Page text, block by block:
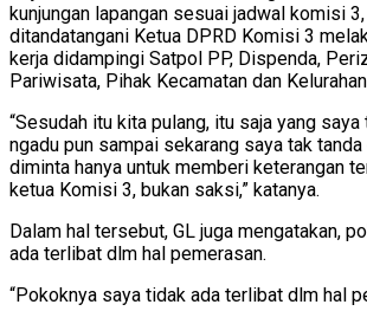
kunjungan lapangan sesuai jadwal komisi
ditandatangani Ketua DPRD Komisi 3
kerja didampingi Satpol PP, Dispenda,
Pariwisata, Pihak Kecamatan dan
“Sesudah itu kita pulang, itu saja yang
ngadu pun sampai sekarang saya tak
diminta hanya untuk memberi keterangan
ketua Komisi 3, bukan saksi,” katanya.
Dalam hal tersebut, GL juga mengatakan,
ada terlibat dlm hal pemerasan.
“Pokoknya saya tidak ada terlibat dlm hal